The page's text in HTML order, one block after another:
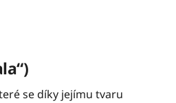
se díky jejímu tvaru